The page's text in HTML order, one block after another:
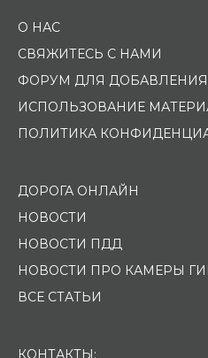
О НАС
СВЯЖИТЕСЬ С НАМИ
ФОРУМ ДЛЯ
ИСПОЛЬЗОВАНИЕ
ПОЛИТИКА
ДОРОГА ОНЛАЙН
НОВОСТИ
НОВОСТИ ПДД
НОВОСТИ ПРО КАМЕРЫ
ВСЕ СТАТЬИ
КОНТАКТЫ: